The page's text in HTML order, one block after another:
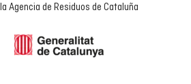
Agencia de Residuos de Cataluña